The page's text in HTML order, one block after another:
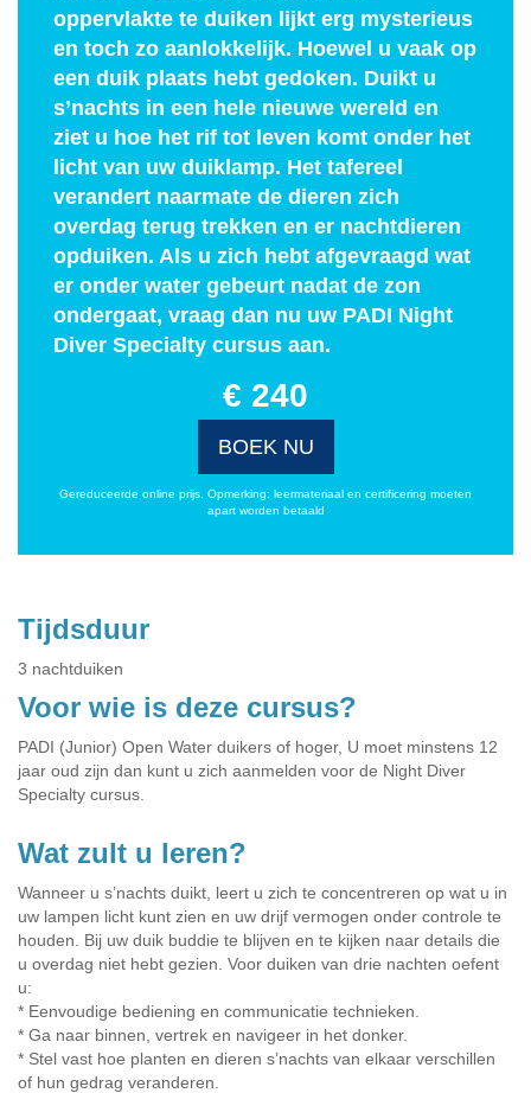
oppervlakte te duiken lijkt erg mysterieus
en toch zo aanlokkelijk. Hoewel u vaak op
een duik plaats hebt gedoken. Duikt u
s’nachts in een hele nieuwe wereld en
ziet u hoe het rif tot leven komt onder het
licht van uw duiklamp. Het tafereel
verandert naarmate de dieren zich
overdag terug trekken en er nachtdieren
opduiken. Als u zich hebt afgevraagd wat
er onder water gebeurt nadat de zon
ondergaat, vraag dan nu uw PADI Night
Diver Specialty cursus aan.
€ 240
BOEK NU
Gereduceerde online prijs. Opmerking: leermateriaal en certificering moeten
apart worden betaald
Tijdsduur
3 nachtduiken
Voor wie is deze cursus?
PADI (Junior) Open Water duikers of hoger, U moet minstens 12
jaar oud zijn dan kunt u zich aanmelden voor de Night Diver
Specialty cursus.
Wat zult u leren?
Wanneer u s’nachts duikt, leert u zich te concentreren op wat u in
uw lampen licht kunt zien en uw drijf vermogen onder controle te
houden. Bij uw duik buddie te blijven en te kijken naar details die
u overdag niet hebt gezien. Voor duiken van drie nachten oefent
u:
* Eenvoudige bediening en communicatie technieken.
* Ga naar binnen, vertrek en navigeer in het donker.
* Stel vast hoe planten en dieren s’nachts van elkaar verschillen
of hun gedrag veranderen.